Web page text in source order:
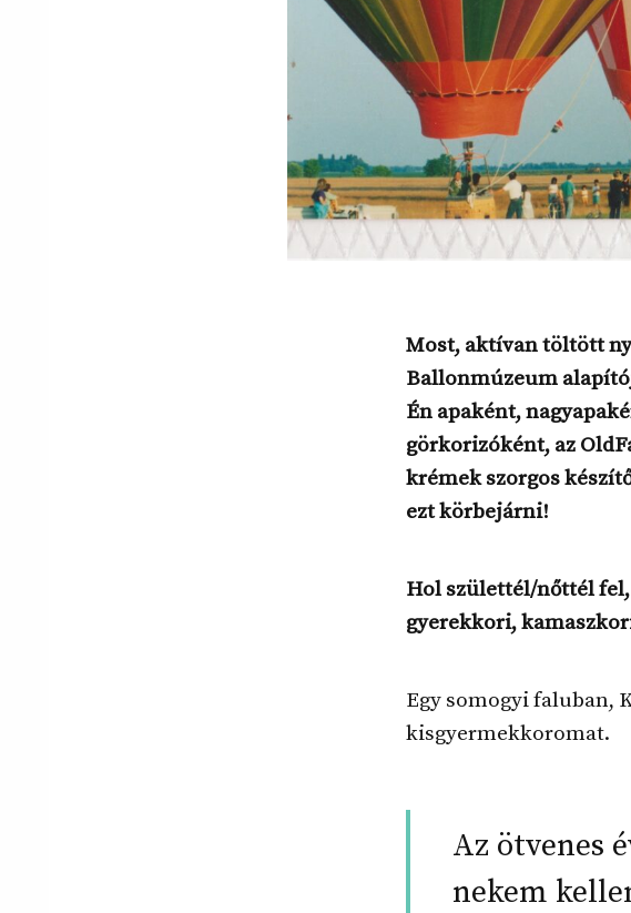
Most, aktívan töltött
Ballonmúzeum
Én apaként,
görkorizóként, az
krémek szorgos
ezt körbejárni!
Hol születtél/nőttél
gyerekkori,
Egy somogyi faluban,
kisgyermekkoromat.
Az ötvenes
nekem